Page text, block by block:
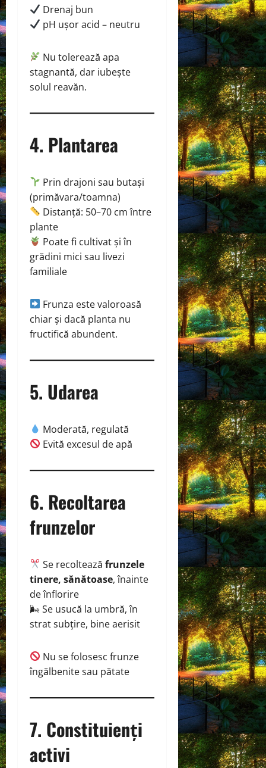
Drenaj bun
pH ușor acid – neutru
Nu tolerează apa
stagnantă, dar iubește
solul reavăn.
4. Plantarea
Prin drajoni sau butași
(primăvara/toamna)
Distanță: 50–70 cm între
plante
Poate fi cultivat și în
grădini mici sau livezi
familiale
Frunza este valoroasă
chiar și dacă planta nu
fructifică abundent.
5. Udarea
Moderată, regulată
Evită excesul de apă
6. Recoltarea
frunzelor
Se recolteazăfrunzele
tinere, sănătoase, înainte
de înflorire
🌬 Se usucă la umbră, în
strat subțire, bine aerisit
Nu se folosesc frunze
îngălbenite sau pătate
7. Constituienți
activi